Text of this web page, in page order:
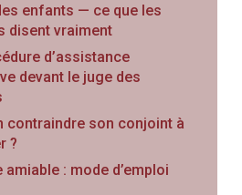
enfants — ce que les
disent vraiment
d’assistance
devant le juge des
contraindre son conjoint à
?
amiable : mode d’emploi